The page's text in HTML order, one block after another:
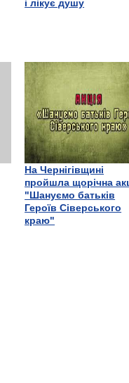
і лікує душу
На Чернігівщині
пройшла щорічна
"Шануємо батьків
Героїв Сіверського
краю"